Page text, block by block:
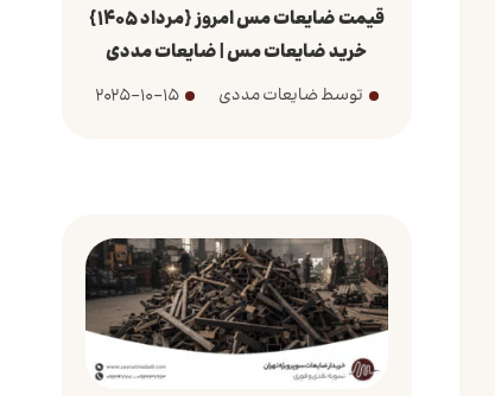
قیمت ضایعات مس امروز {مرداد 1405}
خرید ضایعات مس | ضایعات مددی
توسط ضایعات مددی 2025-10-15